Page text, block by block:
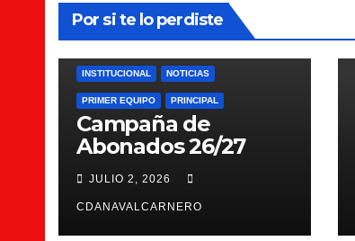
Por si te lo perdiste
INSTITUCIONAL NOTICIAS
PRIMER EQUIPO PRINCIPAL
Campaña de
Abonados 26/27
JULIO 2, 2026
CDANAVALCARNERO